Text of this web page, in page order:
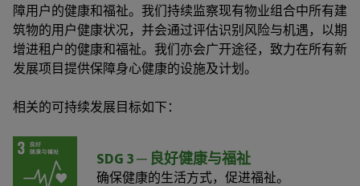
障用户的健康和福祉。我们持续监察现有物业组合中所有建
筑物的用户健康状况，并会通过评估识别风险与机遇，以期
增进租户的健康和福祉。我们亦会广开途径，致力在所有新
发展项目提供保障身心健康的设施及计划。
相关的可持续发展目标如下：
SDG 3 ─ 良好健康与福祉
确保健康的生活方式，促进福祉。